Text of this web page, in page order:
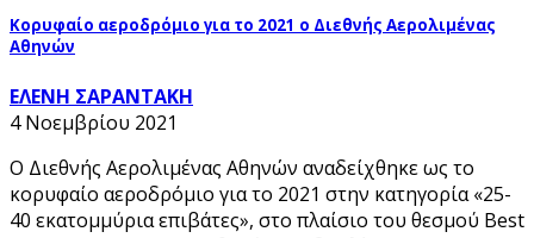
Κορυφαίο αεροδρόμιο για το 2021 ο Διεθνής Αερολιμένας
Αθηνών
ΕΛΕΝΗ ΣΑΡΑΝΤΑΚΗ
4 Νοεμβρίου 2021
Ο Διεθνής Αερολιμένας Αθηνών αναδείχθηκε ως το
κορυφαίο αεροδρόμιο για το 2021 στην κατηγορία «25-
40 εκατομμύρια επιβάτες», στο πλαίσιο του θεσμού Best